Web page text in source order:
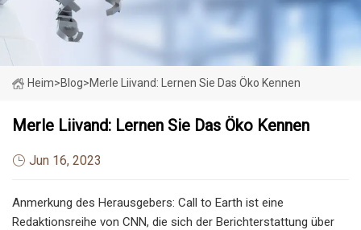
Heim>Blog>Merle Liivand: Lernen Sie Das Öko Kennen
Merle Liivand: Lernen Sie Das Öko Kennen
Jun 16, 2023
Anmerkung des Herausgebers: Call to Earth ist eine
Redaktionsreihe von CNN, die sich der Berichterstattung über